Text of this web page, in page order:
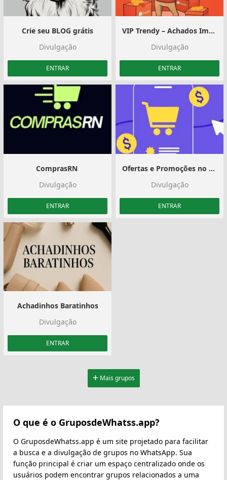
Crie seu BLOG grátis
Divulgação
ENTRAR
VIP Trendy – Achados Imperdíveis
Divulgação
ENTRAR
ComprasRN ️
Divulgação
ENTRAR
Ofertas e Promoções no Preço de Banana BR 🇧🇷
Divulgação
ENTRAR
Achadinhos Baratinhos
Divulgação
ENTRAR
Mais grupos
O que é o GruposdeWhatss.app?
O GruposdeWhatss.app é um site projetado para facilitar
a busca e a divulgação de grupos no WhatsApp. Sua
função principal é criar um espaço centralizado onde os
usuários podem encontrar grupos relacionados a uma